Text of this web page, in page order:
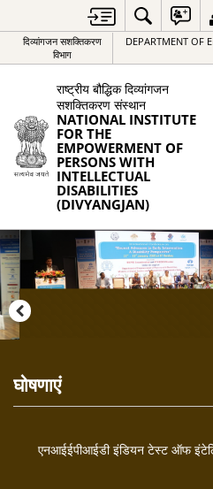
दिव्यांगजन सशक्तिकरण
विभाग
DEPARTMENT OF
राष्ट्रीय बौद्धिक दिव्यांगजन
सशक्तिकरण संस्थान
NATIONAL INSTITUTE
FOR THE
EMPOWERMENT OF
PERSONS WITH
INTELLECTUAL
DISABILITIES
(DIVYANGJAN)
घोषणाएं
एनआईईपीआईडी इंडियन टेस्ट ऑफ